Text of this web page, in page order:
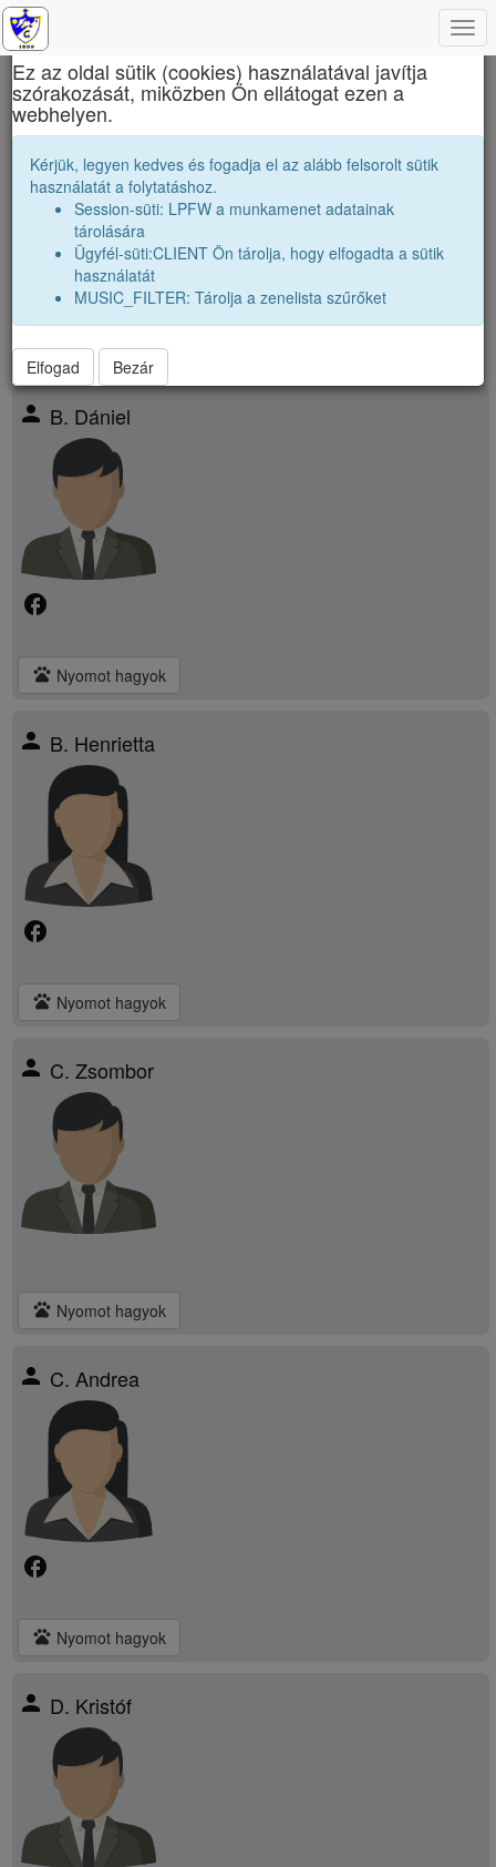
Nagy Mózes Főgimnázium
2026 12C Osztályfőnök:
R. Mária Magdolna
és
F. Csenge
Névsor bővítése új véndiákkal
Véndiákok száma:25
párhuzamos|2026 12A
kissebbek | 2027 12A|
person B. Dániel
facebook
pets Nyomot hagyok
person B. Henrietta
facebook
pets Nyomot hagyok
person C. Zsombor
pets Nyomot hagyok
person C. Andrea
facebook
pets Nyomot hagyok
person D. Kristóf
×
Ez az oldal sütik (cookies) használatával javítja
szórakozását, miközben Ön ellátogat ezen a
webhelyen.
Kérjük, legyen kedves és fogadja el az alább felsorolt sütik
használatát a folytatáshoz.
Session-süti: LPFW a munkamenet adatainak
tárolására
Ügyfél-süti:CLIENT Ön tárolja, hogy elfogadta a sütik
használatát
MUSIC_FILTER: Tárolja a zenelista szűrőket
Elfogad Bezár